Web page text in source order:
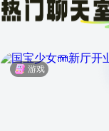
游戏